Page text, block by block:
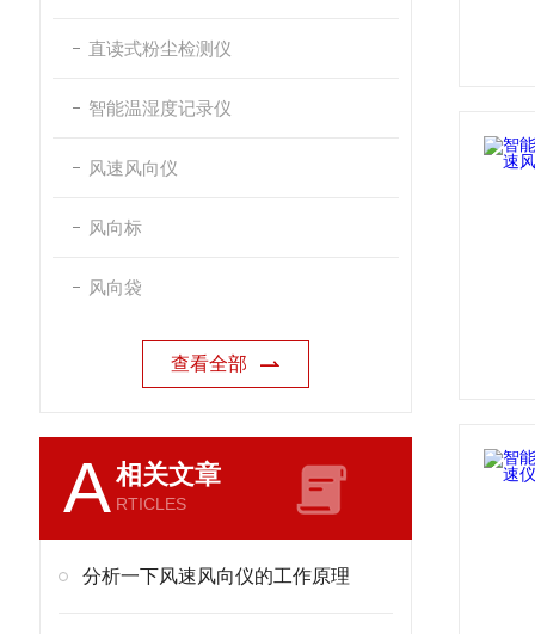
直读式粉尘检测仪
智能温湿度记录仪
风速风向仪
风向标
风向袋
查看全部
A相关文章
RTICLES
分析一下风速风向仪的工作原理